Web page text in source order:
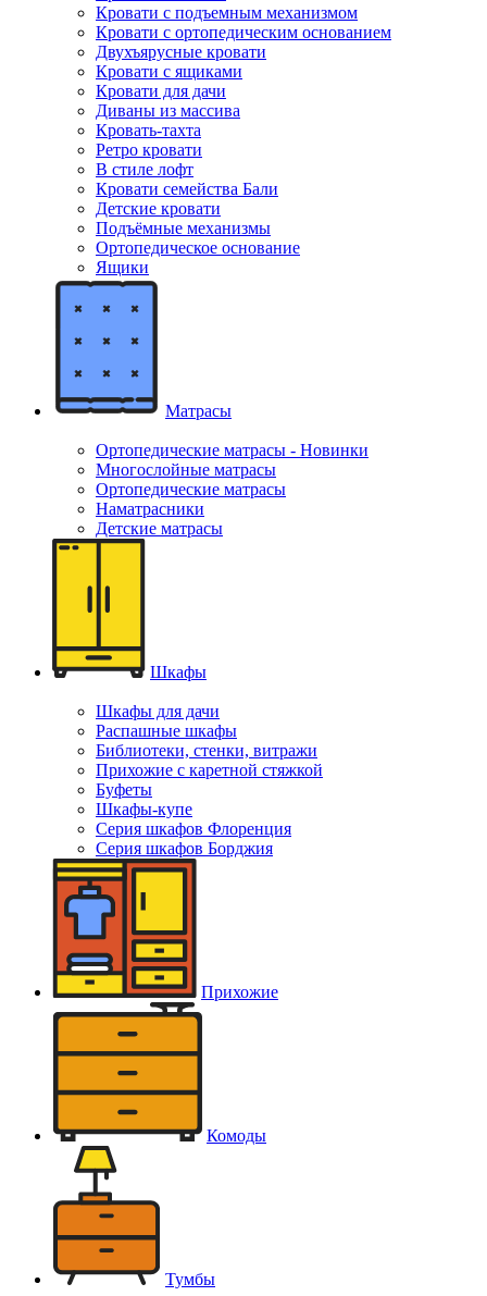
Кровати с подъемным механизмом
Кровати с ортопедическим основанием
Двухъярусные кровати
Кровати с ящиками
Кровати для дачи
Диваны из массива
Кровать-тахта
Ретро кровати
В стиле лофт
Кровати семейства Бали
Детские кровати
Подъёмные механизмы
Ортопедическое основание
Ящики
Матрасы
Ортопедические матрасы - Новинки
Многослойные матрасы
Ортопедические матрасы
Наматрасники
Детские матрасы
Шкафы
Шкафы для дачи
Распашные шкафы
Библиотеки, стенки, витражи
Прихожие с каретной стяжкой
Буфеты
Шкафы-купе
Серия шкафов Флоренция
Серия шкафов Борджия
Прихожие
Комоды
Тумбы